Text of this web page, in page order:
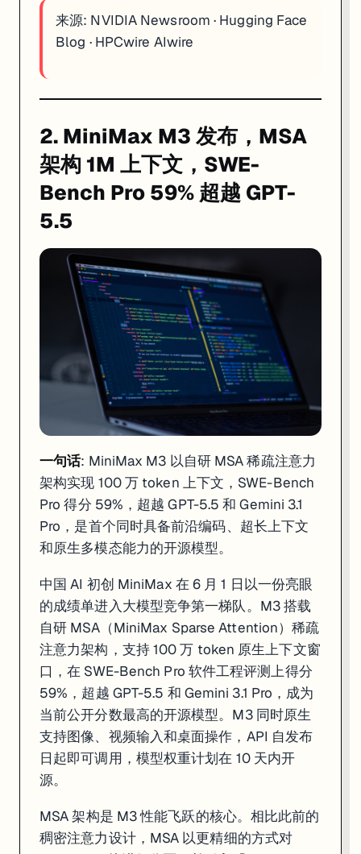
Anthropic 于 6 月 2-3 日公布 Project Glasswing 的重大扩展。该计划
这一规模的漏洞发现速度是前所未有的。传统漏洞研究依赖人工安全
Anthropic 计划在完成防止模型能力被滥用的安全机制后，公开发布
5. xAI 暂停人工反馈招募，Grok Composer
来源: NVIDIA Newsroom · Hugging Face
Blog · HPCwire AIwire
2. MiniMax M3 发布，MSA
架构 1M 上下文，SWE-
Bench Pro 59% 超越 GPT-
5.5
一句话: MiniMax M3 以自研 MSA 稀疏注意力
架构实现 100 万 token 上下文，SWE-Bench
Pro 得分 59%，超越 GPT-5.5 和 Gemini 3.1
Pro，是首个同时具备前沿编码、超长上下文
和原生多模态能力的开源模型。
中国 AI 初创 MiniMax 在 6 月 1 日以一份亮眼
的成绩单进入大模型竞争第一梯队。M3 搭载
自研 MSA（MiniMax Sparse Attention）稀疏
注意力架构，支持 100 万 token 原生上下文窗
口，在 SWE-Bench Pro 软件工程评测上得分
59%，超越 GPT-5.5 和 Gemini 3.1 Pro，成为
当前公开分数最高的开源模型。M3 同时原生
支持图像、视频输入和桌面操作，API 自发布
日起即可调用，模型权重计划在 10 天内开
源。
MSA 架构是 M3 性能飞跃的核心。相比此前的
稠密注意力设计，MSA 以更精细的方式对